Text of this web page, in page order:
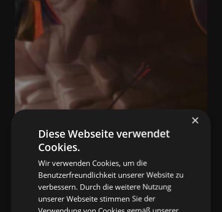
Kurzfazit Dungeons 3 verbindet Dungeon-
Management mit klassischer
Echtzeitstrategie und setzt dabei konsequent
auf Humor und Zugänglichkeit. Besonders die
×
Diese Webseite verwendet
Cookies.
Wir verwenden Cookies, um die
Benutzerfreundlichkeit unserer Website zu
verbessern. Durch die weitere Nutzung
unserer Webseite stimmen Sie der
Verwendung von Cookies gemäß unserer